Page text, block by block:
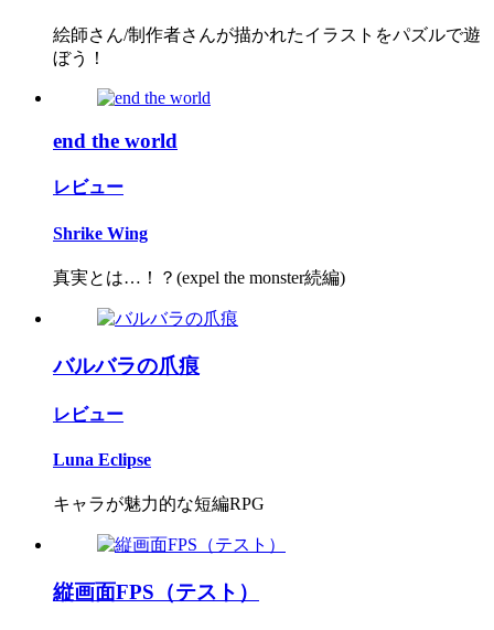
絵師さん/制作者さんが描かれたイラストをパズルで遊
ぼう！
end the world
レビュー
Shrike Wing
真実とは…！？(expel the monster続編)
バルバラの爪痕
レビュー
Luna Eclipse
キャラが魅力的な短編RPG
縦画面FPS（テスト）